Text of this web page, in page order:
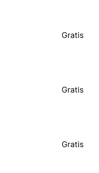
Gratis
Gratis
Gratis